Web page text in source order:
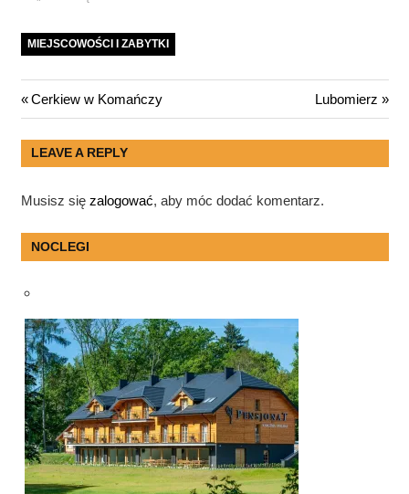
MIEJSCOWOŚCI I ZABYTKI
Nawigacja
wpisu
Previous
Post:
Cerkiew w Komańczy
Next
Post:
Lubomierz
LEAVE A REPLY
Musisz się zalogować, aby móc dodać komentarz.
NOCLEGI